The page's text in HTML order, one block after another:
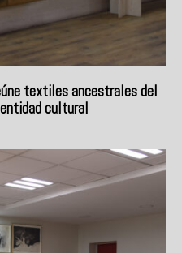
textiles ancestrales del
cultural